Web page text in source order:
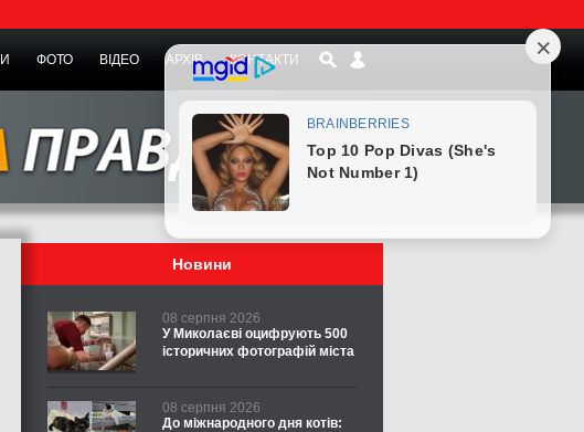
ФОТО ВІДЕО АРХІВ КОНТАКТИ
Новини
08 серпня 2026
У Миколаєві оцифрують 500
історичних фотографій міста
08 серпня 2026
До міжнародного дня котів: